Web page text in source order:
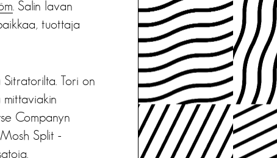
. Salin lavan
tuottaja
Tori on
Companyn
Split -